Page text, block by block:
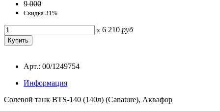
9 000
Скидка 31%
x 6 210 руб
Арт.: 00/1249754
Информация
Солевой танк BTS-140 (140л) (Canature), Аквафор